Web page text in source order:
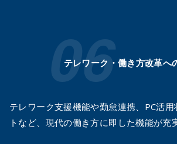
テレワーク・働き方改革へ
テレワーク支援機能や勤怠連携、PC活
トなど、現代の働き方に即した機能が充